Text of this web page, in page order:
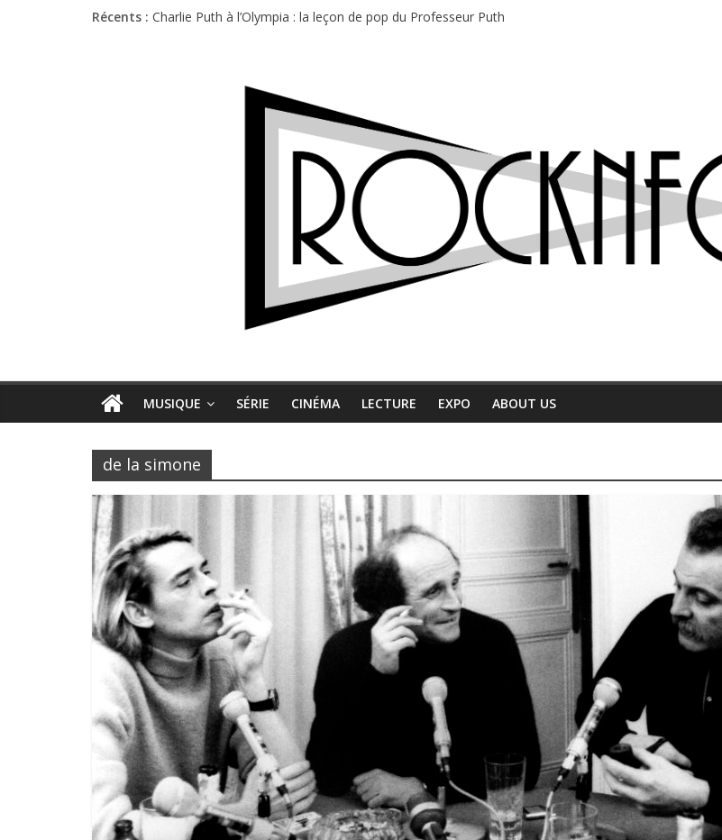
Récents : Charlie Puth à l’Olympia : la leçon de pop du Professeur Puth
Première édition du Midgard Festival : entre bière, métal et tatouages
MUSIQUE SÉRIE CINÉMA LECTURE EXPO ABOUT US
de la simone